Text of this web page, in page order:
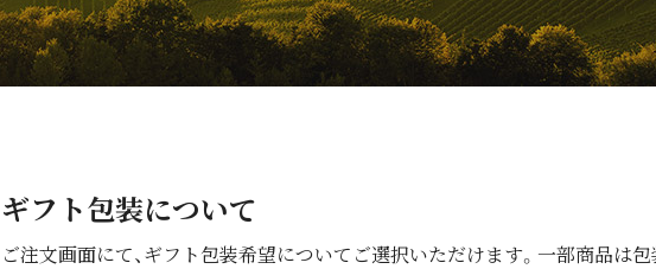
ギフト包装について
ご注文画面にて、ギフト包装希望についてご選択いただけます。一部商品は包